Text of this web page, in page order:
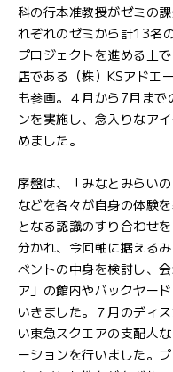
科の行本准教授がゼミの
れぞれのゼミから計13名
プロジェクトを進める上
店である（株）KSアドエ
も参画。４月から7月ま
ンを実施し、念入りなア
めました。
序盤は、「みなとみらい
などを各々が自身の体験
となる認識のすり合わせ
分かれ、今回軸に据える
ベントの中身を検討し、
ア」の館内やバックヤー
いきました。７月のディ
い東急スクエアの支配人
ーションを行いました。